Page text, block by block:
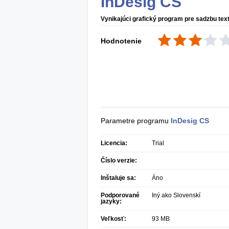
Vynikajúci grafický program pre sadzbu
Hodnotenie
Parametre programu InDesig CS
Licencia: Trial
Číslo verzie:
Inštaluje sa: Áno
Podporované
jazyky:
Iný ako Slovenskí
Veľkosť: 93 MB